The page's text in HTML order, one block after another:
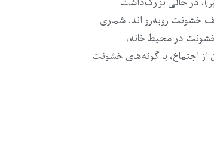
خشونت‌ روبه‌رو اند. شماری
خشونت در محیط خانه،
اجتماع، با گونه‌های خشونت